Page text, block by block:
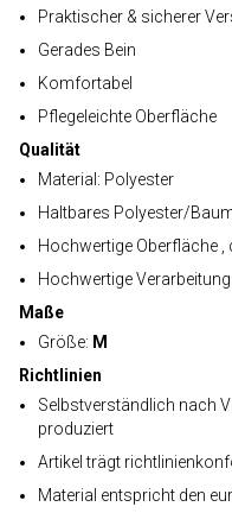
Praktischer & sicherer
Gerades Bein
Komfortabel
Pflegeleichte Oberfläche
Qualität
Material: Polyester
Haltbares Polyester/
Hochwertige Oberfläche
Hochwertige Verarbeitung
Maße
Größe: M
Richtlinien
Selbstverständlich nach
produziert
Artikel trägt
Material entspricht den